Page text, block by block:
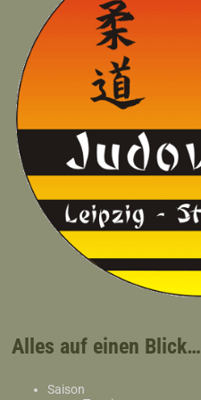
Alles auf einen Blick…
Saison